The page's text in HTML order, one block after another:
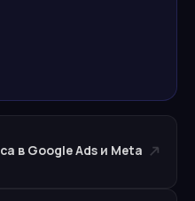
в Google Ads и Meta